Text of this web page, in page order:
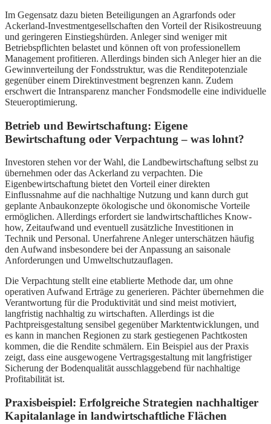
Im Gegensatz dazu bieten Beteiligungen an Agrarfonds oder
Ackerland-Investmentgesellschaften den Vorteil der Risikostreuung
und geringeren Einstiegshürden. Anleger sind weniger mit
Betriebspflichten belastet und können oft von professionellem
Management profitieren. Allerdings binden sich Anleger hier an die
Gewinnverteilung der Fondsstruktur, was die Renditepotenziale
gegenüber einem Direktinvestment begrenzen kann. Zudem
erschwert die Intransparenz mancher Fondsmodelle eine individuelle
Steueroptimierung.
Betrieb und Bewirtschaftung: Eigene
Bewirtschaftung oder Verpachtung – was lohnt?
Investoren stehen vor der Wahl, die Landbewirtschaftung selbst zu
übernehmen oder das Ackerland zu verpachten. Die
Eigenbewirtschaftung bietet den Vorteil einer direkten
Einflussnahme auf die nachhaltige Nutzung und kann durch gut
geplante Anbaukonzepte ökologische und ökonomische Vorteile
ermöglichen. Allerdings erfordert sie landwirtschaftliches Know-
how, Zeitaufwand und eventuell zusätzliche Investitionen in
Technik und Personal. Unerfahrene Anleger unterschätzen häufig
den Aufwand insbesondere bei der Anpassung an saisonale
Anforderungen und Umweltschutzauflagen.
Die Verpachtung stellt eine etablierte Methode dar, um ohne
operativen Aufwand Erträge zu generieren. Pächter übernehmen die
Verantwortung für die Produktivität und sind meist motiviert,
langfristig nachhaltig zu wirtschaften. Allerdings ist die
Pachtpreisgestaltung sensibel gegenüber Marktentwicklungen, und
es kann in manchen Regionen zu stark gestiegenen Pachtkosten
kommen, die die Rendite schmälern. Ein Beispiel aus der Praxis
zeigt, dass eine ausgewogene Vertragsgestaltung mit langfristiger
Sicherung der Bodenqualität ausschlaggebend für nachhaltige
Profitabilität ist.
Praxisbeispiel: Erfolgreiche Strategien nachhaltiger
Kapitalanlage in landwirtschaftliche Flächen